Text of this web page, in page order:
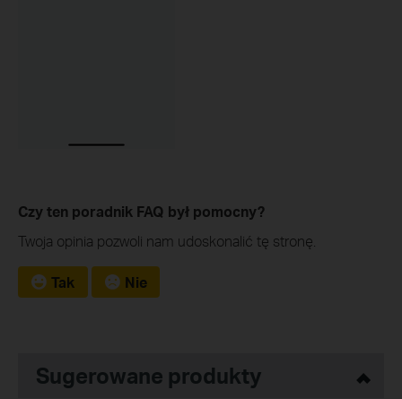
Czy ten poradnik FAQ był pomocny?
Twoja opinia pozwoli nam udoskonalić tę stronę.
Tak Nie
Sugerowane produkty